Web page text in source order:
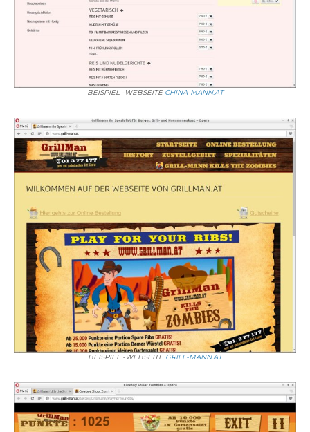
BEISPIEL -WEBSEITE CHINA-MANN.AT
BEISPIEL -WEBSEITE GRILL-MANN.AT